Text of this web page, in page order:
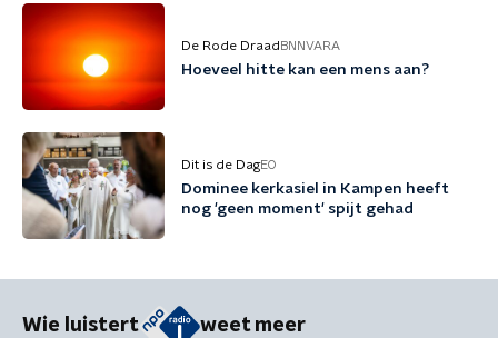
De Rode Draad BNNVARA
Hoeveel hitte kan een mens aan?
Dit is de DagEO
Dominee kerkasiel in Kampen heeft
nog 'geen moment' spijt gehad
Wie luistert weet meer